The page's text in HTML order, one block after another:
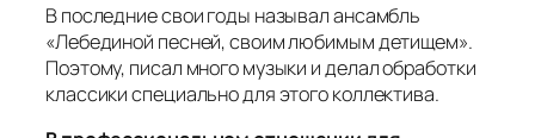
В последние свои годы называл ансамбль
«Лебединой песней, своим любимым детищем».
Поэтому, писал много музыки и делал обработки
классики специально для этого коллектива.